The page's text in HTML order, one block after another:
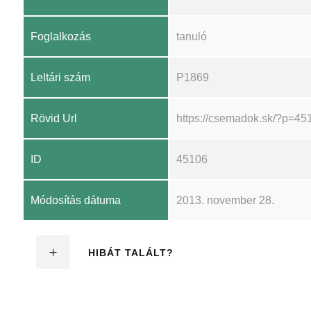
Foglalkozás tanuló
Leltári szám P1869
Rövid Url https://csemadok.sk/
ID 45106
Módosítás dátuma 2013. november 28.
HIBÁT TALÁLT?